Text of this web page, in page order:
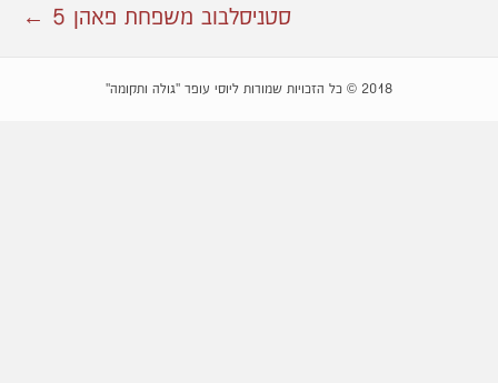
סטניסלבוב משפחת פאהן 5 ←
2018 © כל הזכויות שמורות ליוסי עופר "גולה ותקומה"